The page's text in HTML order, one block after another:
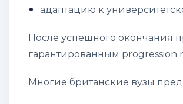
адаптацию к
После успешного окончания
гарантированным progression
Многие британские вузы